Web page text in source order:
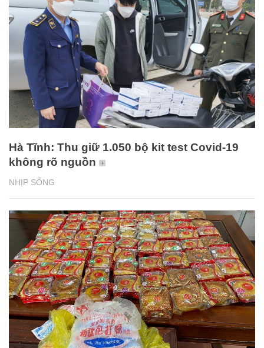
NHỊP SỐNG
Hà Tĩnh: Thu giữ 1.050 bộ kit test Covid-19
không rõ nguồn